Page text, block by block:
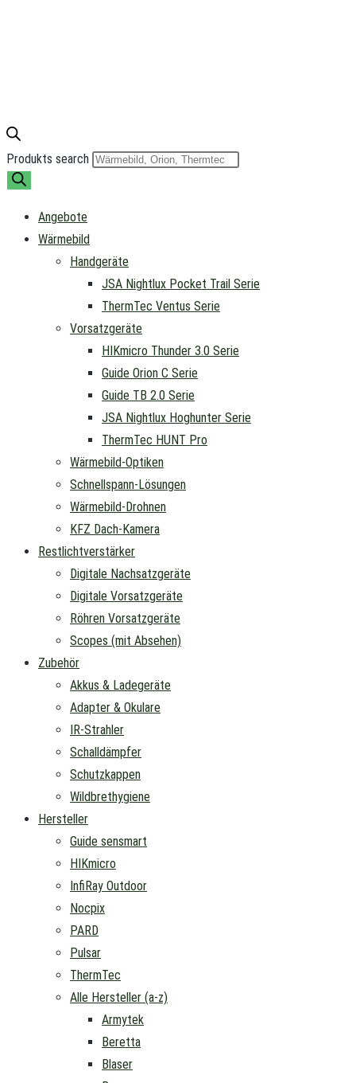
Produkts search
Angebote
Wärmebild
Handgeräte
JSA Nightlux Pocket Trail Serie
ThermTec Ventus Serie
Vorsatzgeräte
HIKmicro Thunder 3.0 Serie
Guide Orion C Serie
Guide TB 2.0 Serie
JSA Nightlux Hoghunter Serie
ThermTec HUNT Pro
Wärmebild-Optiken
Schnellspann-Lösungen
Wärmebild-Drohnen
KFZ Dach-Kamera
Restlichtverstärker
Digitale Nachsatzgeräte
Digitale Vorsatzgeräte
Röhren Vorsatzgeräte
Scopes (mit Absehen)
Zubehör
Akkus & Ladegeräte
Adapter & Okulare
IR-Strahler
Schalldämpfer
Schutzkappen
Wildbrethygiene
Hersteller
Guide sensmart
HIKmicro
InfiRay Outdoor
Nocpix
PARD
Pulsar
ThermTec
Alle Hersteller (a-z)
Armytek
Beretta
Blaser